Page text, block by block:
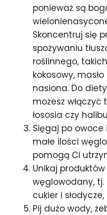
ponieważ są
Skoncentruj się
spożywaniu
roślinnego,
kokosowy,
nasiona. Do
możesz włączyć
łososia czy
Sięgaj po
małe ilości
pomogą Ci
Unikaj
węglowodany, tj.
cukier i
Pij dużo wody,